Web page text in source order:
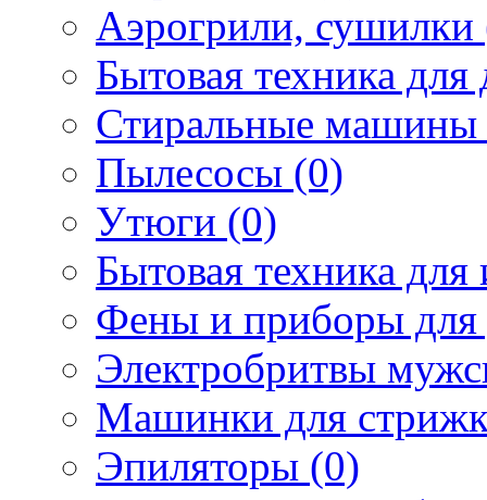
Аэрогрили, сушилки
Бытовая техника
Стиральные машины
Пылесосы (0)
Утюги (0)
Бытовая техника
Фены и приборы для
Электробритвы
Машинки для
Эпиляторы (0)